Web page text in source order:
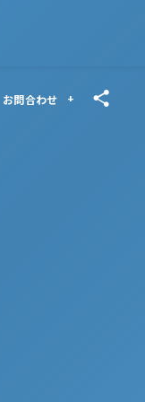
お問合わせ